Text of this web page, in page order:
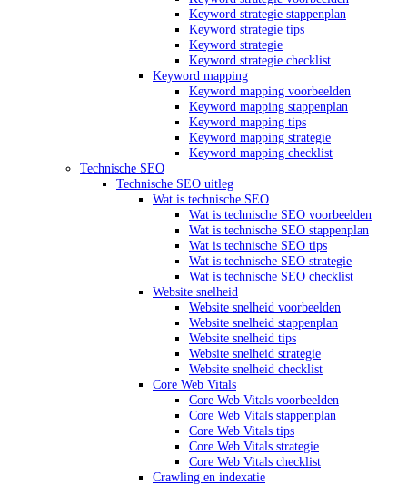
Keyword strategie stappenplan
Keyword strategie tips
Keyword strategie
Keyword strategie checklist
Keyword mapping
Keyword mapping voorbeelden
Keyword mapping stappenplan
Keyword mapping tips
Keyword mapping strategie
Keyword mapping checklist
Technische SEO
Technische SEO uitleg
Wat is technische SEO
Wat is technische SEO voorbeelden
Wat is technische SEO stappenplan
Wat is technische SEO tips
Wat is technische SEO strategie
Wat is technische SEO checklist
Website snelheid
Website snelheid voorbeelden
Website snelheid stappenplan
Website snelheid tips
Website snelheid strategie
Website snelheid checklist
Core Web Vitals
Core Web Vitals voorbeelden
Core Web Vitals stappenplan
Core Web Vitals tips
Core Web Vitals strategie
Core Web Vitals checklist
Crawling en indexatie